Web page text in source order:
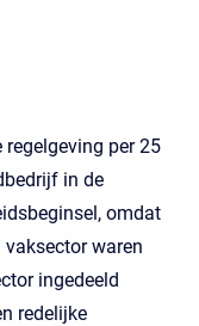
per 25
in de
omdat
waren
ingedeeld
redelijke